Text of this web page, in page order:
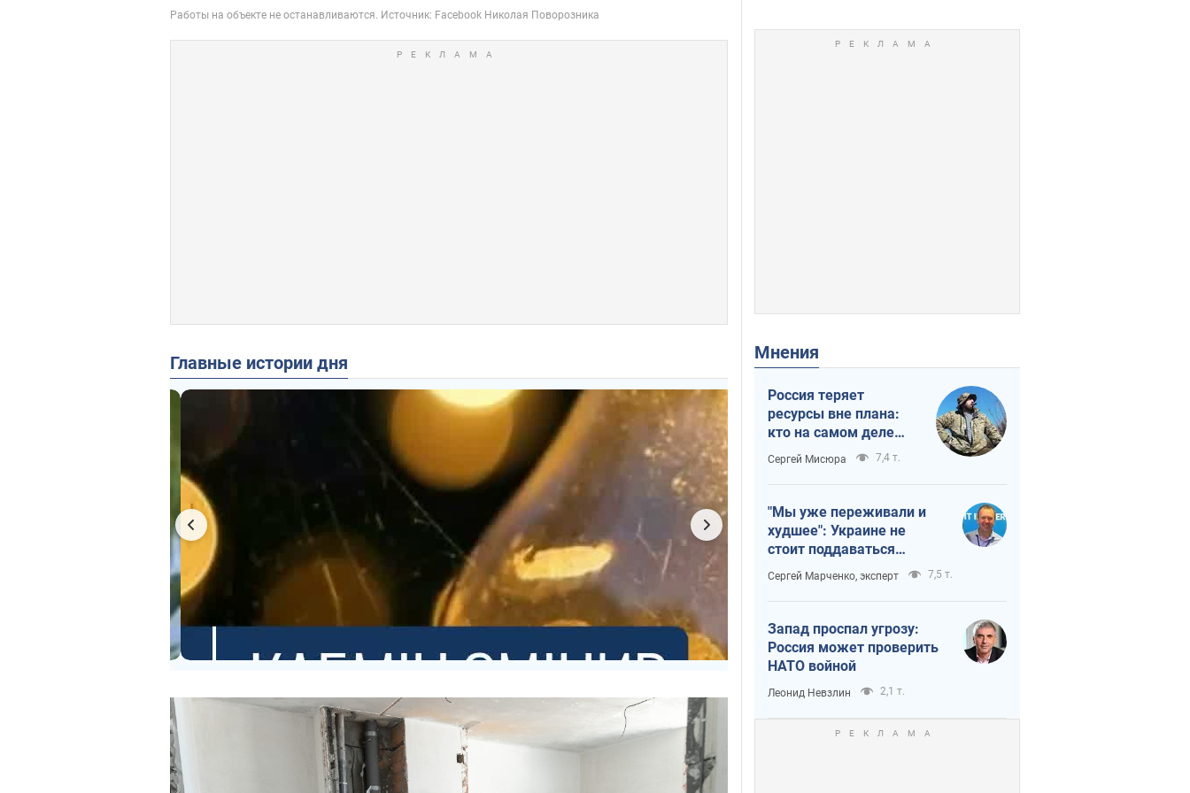
Главные истории дня Мнения
Россия теряет
ресурсы вне плана:
кто на самом деле
диктует темп войны
Сергей Мисюра 7,4 т.
"Мы уже переживали и
худшее": Украине не
стоит поддаваться
отчаянию из-за
ракетного террора
Сергей Марченко, эксперт 7,5 т.
Запад проспал угрозу:
Россия может проверить
НАТО войной
Леонид Невзлин 2,1 т.